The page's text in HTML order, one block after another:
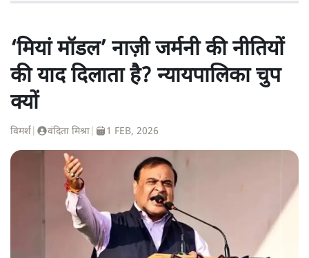
‘मियां मॉडल’ नाज़ी जर्मनी की नीतियों
की याद दिलाता है? न्यायपालिका चुप
क्यों
विमर्श वंदिता मिश्रा 1 FEB, 2026